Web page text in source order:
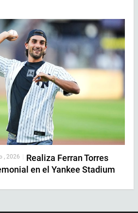
, 2026 | Realiza Ferran Torres
en el Yankee Stadium